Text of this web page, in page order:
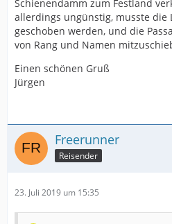
Schienendamm zum Festland
allerdings ungünstig, musste die
geschoben werden, und die
von Rang und Namen
Einen schönen Gruß
Jürgen
Freerunner
Reisender
23. Juli 2019 um 15:35